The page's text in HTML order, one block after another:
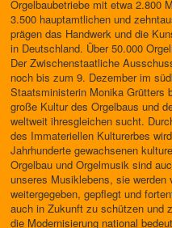
Orgelbaubetriebe mit etwa 2.800
3.500 hauptamtlichen und
prägen das Handwerk und die
in Deutschland. Über 50.000
Der Zwischenstaatliche
noch bis zum 9. Dezember im
Staatsministerin Monika Grütters
große Kultur des Orgelbaus und
weltweit ihresgleichen sucht.
des Immateriellen Kulturerbes
Jahrhunderte gewachsenen
Orgelbau und Orgelmusik sind
unseres Musiklebens, sie werden
weitergegeben, gepflegt und
auch in Zukunft zu schützen und
die Modernisierung national